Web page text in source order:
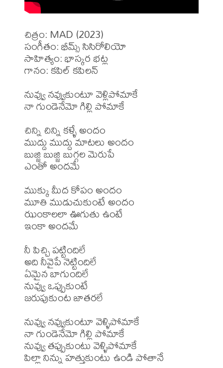
చిత్రం: MAD (2023)
సంగీతం: భీమ్స్ సిసిరోలియో
సాహిత్యం: భాస్కర భట్ల
గానం: కపిల్ కపిలన్
నువ్వు నవ్వుకుంటూ వెళ్లిపోమాకే
నా గుండెనేమో గిల్లి పోమాకే
చిన్ని చిన్ని కళ్ళే అందం
ముద్దు ముద్దు మాటలు అందం
బుజ్జి బుజ్జి బుగ్గల మెరుపే
ఎంతో అందమే
ముక్కు మీద కోపం అందం
మూతి ముడుచుకుంటే అందం
ఝంకాలలా ఊగుతు ఉంటే
ఇంకా అందమే
నీ పిచ్చి పట్టిందిలే
అది నీవైపే నెట్టిందిలే
ఏమైన బాగుందిలే
నువ్వు ఒప్పుకుంటే
జరుపుకుంట జాతరలే
నువ్వు నవ్వుకుంటూ వెళ్ళిపోమాకే
నా గుండెనేమో గిల్లి పోమాకే
నువ్వు తప్పుకుంటు వెళ్ళిపోమాకే
పిల్లా నిన్ను హత్తుకుంటు ఉండి పోతానే